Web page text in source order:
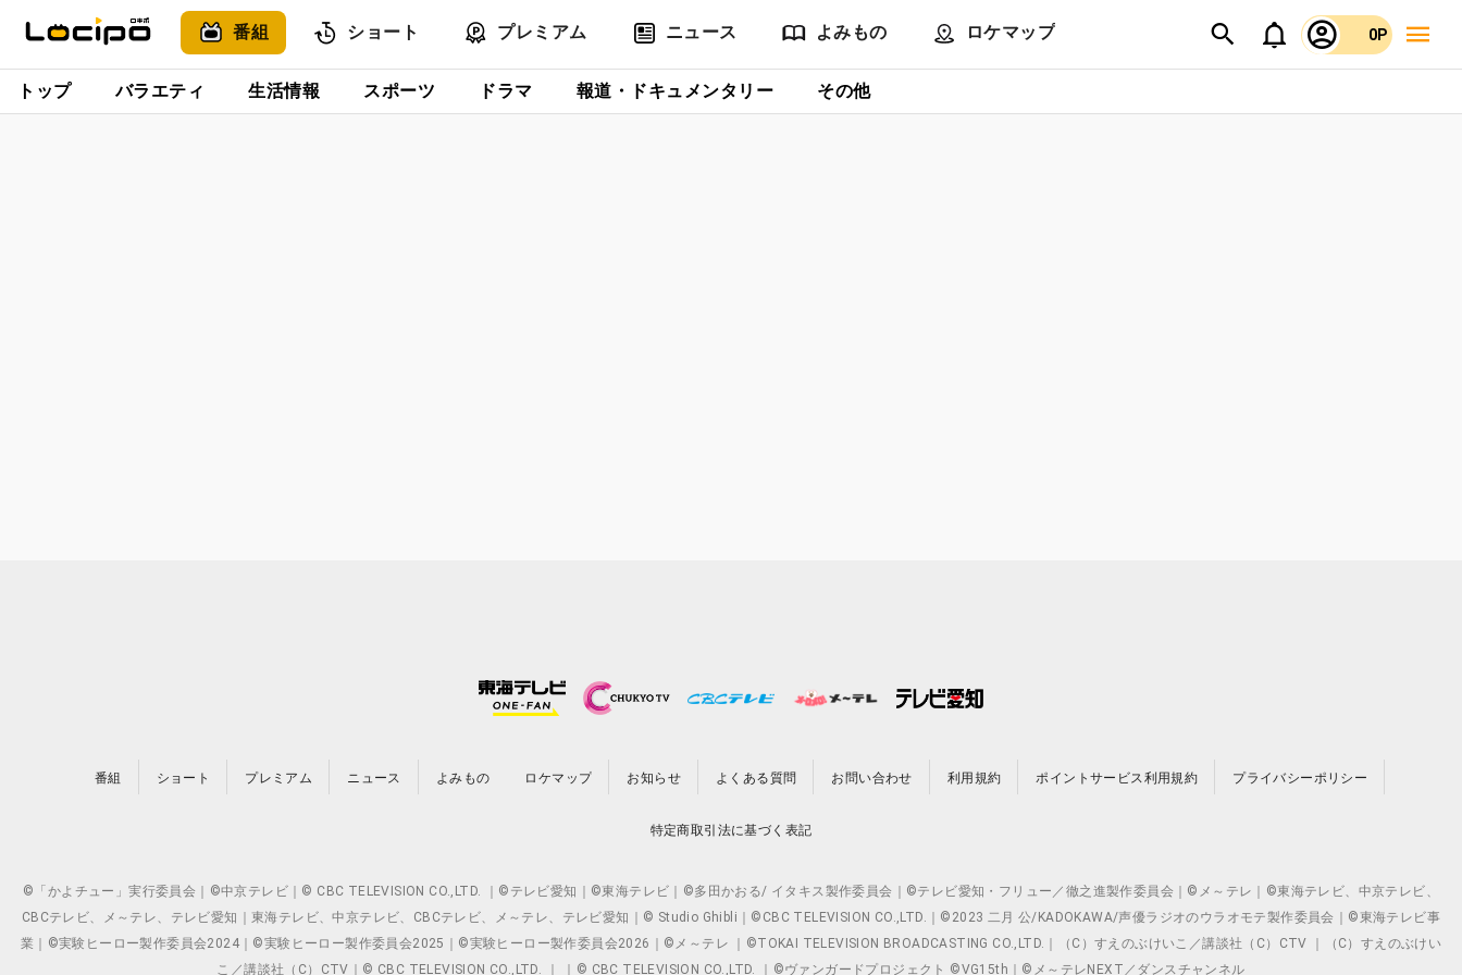
番組 ショート プレミアム ニュース よみもの ロケマップ 0P
トップ バラエティ 生活情報 スポーツ ドラマ 報道・ドキュメンタリー その他
番組 ショート プレミアム ニュース よみもの ロケマップ お知らせ よくある質問 お問い合わせ 利用規約 ポイントサービス利用規約 プライバシーポリシー
特定商取引法に基づく表記
©「かよチュー」実行委員会｜©中京テレビ｜© CBC TELEVISION CO.,LTD. ｜©テレビ愛知｜©東海テレビ｜©多田かおる/ イタキス製作委員会｜©テレビ愛知・フリュー／徹之進製作委員会｜©メ～テレ｜©東海テレビ、中京テレビ、
CBCテレビ、メ～テレ、テレビ愛知｜東海テレビ、中京テレビ、CBCテレビ、メ～テレ、テレビ愛知｜© Studio Ghibli｜©CBC TELEVISION CO.,LTD.｜©2023 二月 公/KADOKAWA/声優ラジオのウラオモテ製作委員会｜©東海テレビ事
業｜©実験ヒーロー製作委員会2024｜©実験ヒーロー製作委員会2025｜©実験ヒーロー製作委員会2026｜©メ～テレ ｜©TOKAI TELEVISION BROADCASTING CO.,LTD.｜（C）すえのぶけいこ／講談社（C）CTV ｜（C）すえのぶけい
こ／講談社（C）CTV｜© CBC TELEVISION CO.,LTD. ｜ ｜© CBC TELEVISION CO.,LTD. ｜©ヴァンガードプロジェクト ©VG15th｜©メ～テレNEXT／ダンスチャンネル